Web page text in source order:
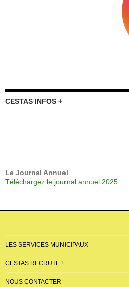
CESTAS INFOS +
Le Journal Annuel
Téléchargez le journal annuel 2025
LES SERVICES MUNICIPAUX
CESTAS RECRUTE !
NOUS CONTACTER